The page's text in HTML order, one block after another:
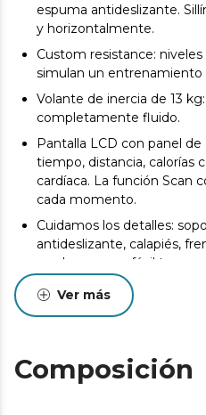
espuma antideslizante.
y horizontalmente.
Custom resistance:
simulan un
Volante de inercia de 13
completamente fluido.
Pantalla LCD con panel
tiempo, distancia, calorías
cardíaca. La función Scan
cada momento.
Cuidamos los detalles:
antideslizante, calapiés,
ruedas para un fácil
Security brake: entrena
frenado de emergencia.
Ver más
Composición